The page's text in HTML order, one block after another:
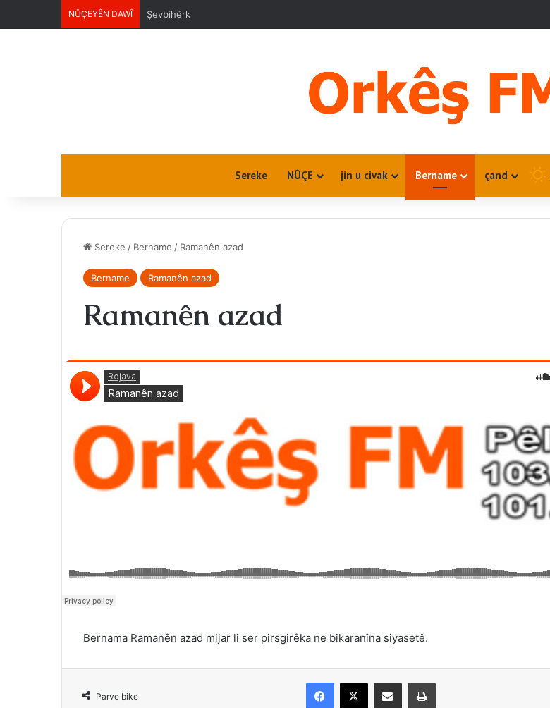
NÛÇEYÊN DAWÎ Ektwel jin
Sereke NÛÇE jin u civak Bername çand
Sereke / Bername / Ramanên azad
Bername Ramanên azad
Ramanên azad
Bernama Ramanên azad mijar li ser pirsgirêka ne bikaranîna siyasetê.
Parve bike
Facebook
X Share via Email Print